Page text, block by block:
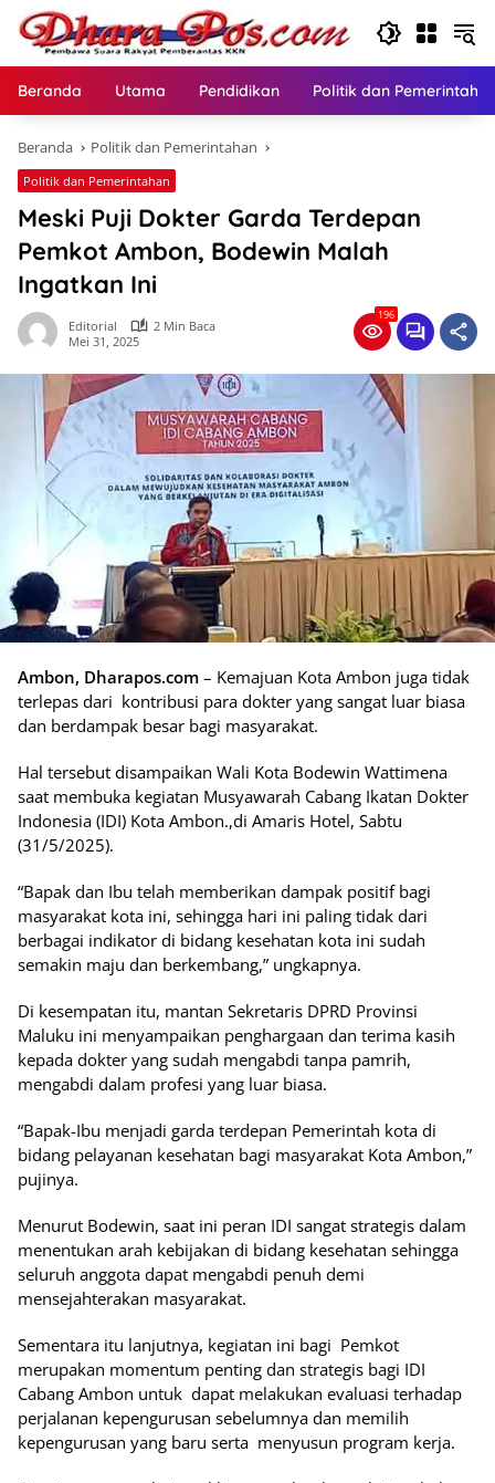
Langsung
konten
Beranda Utama Pendidikan Politik dan
Beranda Politik dan Pemerintahan
Politik dan Pemerintahan
Meski Puji Dokter Garda Terdepan
Pemkot Ambon, Bodewin Malah
Ingatkan Ini
Editorial
2 Min Baca
Mei 31, 2025
196
Ambon, Dharapos.com – Kemajuan Kota Ambon juga tidak
terlepas dari kontribusi para dokter yang sangat luar biasa
dan berdampak besar bagi masyarakat.
Hal tersebut disampaikan Wali Kota Bodewin Wattimena
saat membuka kegiatan Musyawarah Cabang Ikatan Dokter
Indonesia (IDI) Kota Ambon.,di Amaris Hotel, Sabtu
(31/5/2025).
“Bapak dan Ibu telah memberikan dampak positif bagi
masyarakat kota ini, sehingga hari ini paling tidak dari
berbagai indikator di bidang kesehatan kota ini sudah
semakin maju dan berkembang,” ungkapnya.
Di kesempatan itu, mantan Sekretaris DPRD Provinsi
Maluku ini menyampaikan penghargaan dan terima kasih
kepada dokter yang sudah mengabdi tanpa pamrih,
mengabdi dalam profesi yang luar biasa.
“Bapak-Ibu menjadi garda terdepan Pemerintah kota di
bidang pelayanan kesehatan bagi masyarakat Kota Ambon,”
pujinya.
Menurut Bodewin, saat ini peran IDI sangat strategis dalam
menentukan arah kebijakan di bidang kesehatan sehingga
seluruh anggota dapat mengabdi penuh demi
mensejahterakan masyarakat.
Sementara itu lanjutnya, kegiatan ini bagi Pemkot
merupakan momentum penting dan strategis bagi IDI
Cabang Ambon untuk dapat melakukan evaluasi terhadap
perjalanan kepengurusan sebelumnya dan memilih
kepengurusan yang baru serta menyusun program kerja.